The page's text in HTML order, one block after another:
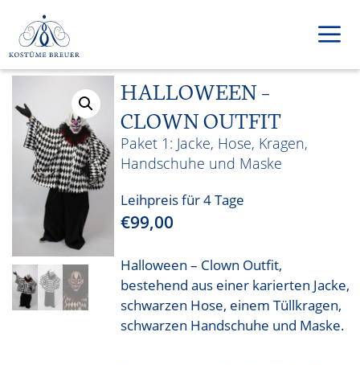
Inhalt
springen
HALLOWEEN –
CLOWN OUTFIT
Jacke, Hose, Kragen,
Handschuhe und Maske
Leihpreis für 4 Tage
€99,00
Halloween – Clown Outfit,
bestehend aus einer karierten Jacke,
schwarzen Hose, einem Tüllkragen,
schwarzen Handschuhe und Maske.